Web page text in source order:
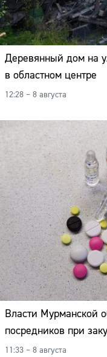
Деревянный дом на
в областном центре
12:28 – 8 августа
Власти Мурманской
посредников при
11:33 – 8 августа